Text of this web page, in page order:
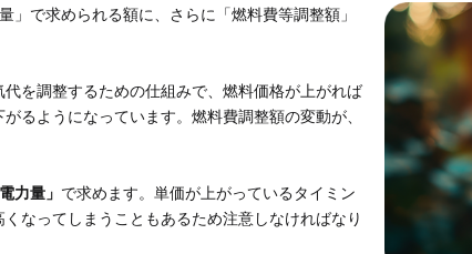
で求められる額に、さらに「燃料費等調整額」
を調整するための仕組みで、燃料価格が上がれば
るようになっています。燃料費調整額の変動が、
力量」 で求めます。単価が上がっているタイミン
なってしまうこともあるため注意しなければなり